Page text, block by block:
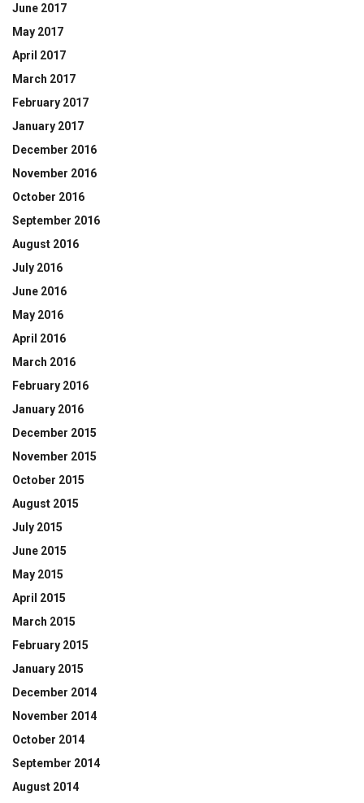
June 2017
May 2017
April 2017
March 2017
February 2017
January 2017
December 2016
November 2016
October 2016
September 2016
August 2016
July 2016
June 2016
May 2016
April 2016
March 2016
February 2016
January 2016
December 2015
November 2015
October 2015
August 2015
July 2015
June 2015
May 2015
April 2015
March 2015
February 2015
January 2015
December 2014
November 2014
October 2014
September 2014
August 2014